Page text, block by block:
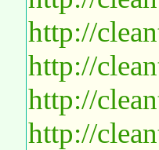
http://
http://
http://
http://